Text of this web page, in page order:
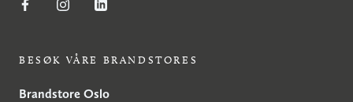
BESØK VÅRE BRANDSTORES
Brandstore Oslo